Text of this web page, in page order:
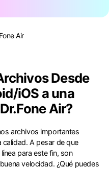
Air
Desde
iOS a una
Air?󠀲󠀩󠀧󠀢󠀨󠀣󠀦󠀠󠀳
archivos importantes
A pesar de que
para este fin, son
velocidad.󠀲󠀩󠀧󠀢󠀨󠀣󠀦󠀢󠀳󠀰 ¿Qué puedes